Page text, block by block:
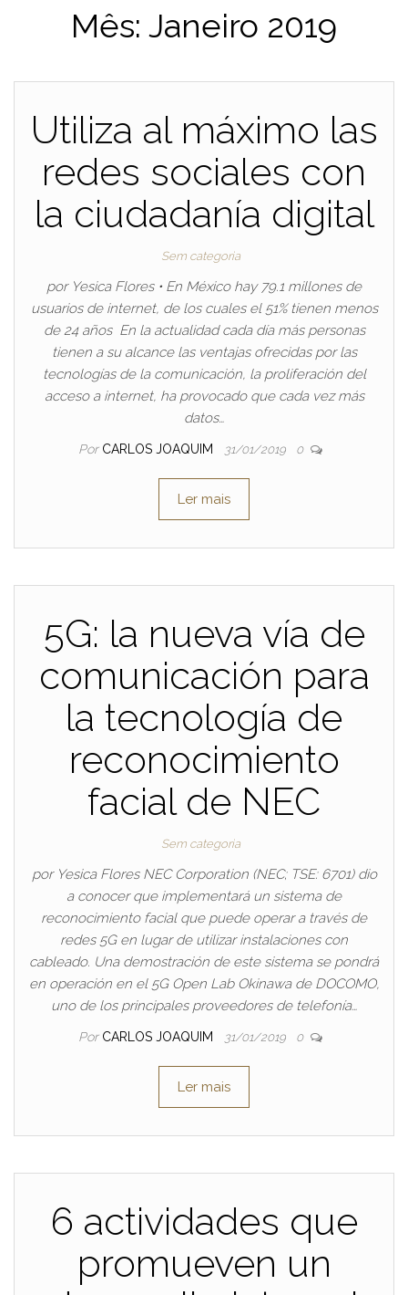
Mês: Janeiro 2019
Utiliza al máximo las
redes sociales con
la ciudadanía digital
Sem categoria
por Yesica Flores • En México hay 79.1 millones de
usuarios de internet, de los cuales el 51% tienen menos
de 24 años En la actualidad cada día más personas
tienen a su alcance las ventajas ofrecidas por las
tecnologías de la comunicación, la proliferación del
acceso a internet, ha provocado que cada vez más
datos…
Por CARLOS JOAQUIM 31/01/2019 0
Ler mais
5G: la nueva vía de
comunicación para
la tecnología de
reconocimiento
facial de NEC
Sem categoria
por Yesica Flores NEC Corporation (NEC; TSE: 6701) dio
a conocer que implementará un sistema de
reconocimiento facial que puede operar a través de
redes 5G en lugar de utilizar instalaciones con
cableado. Una demostración de este sistema se pondrá
en operación en el 5G Open Lab Okinawa de DOCOMO,
uno de los principales proveedores de telefonía…
Por CARLOS JOAQUIM 31/01/2019 0
Ler mais
6 actividades que
promueven un